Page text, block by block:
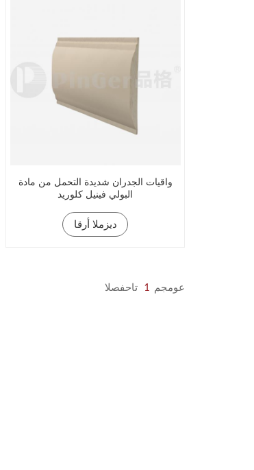
واقيات الجدران شديدة التحمل من مادة
البولي فينيل كلوريد
ديزملا أرقا
عومجم 1 تاحفصلا